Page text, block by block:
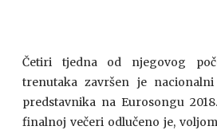
Četiri tjedna od njegovog
trenutaka završen je
predstavnika na Eurosongu
finalnoj večeri odlučeno je,